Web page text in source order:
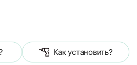
Как установить?